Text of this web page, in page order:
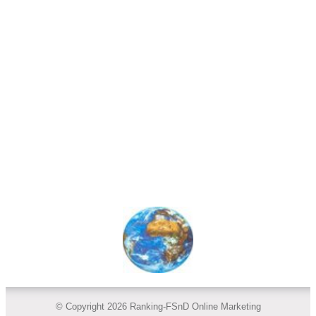
© Copyright 2026 Ranking-FSnD Online Marketing